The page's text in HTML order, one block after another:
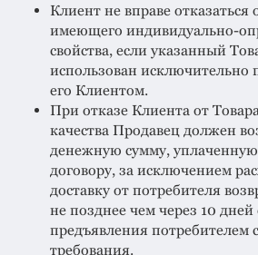
Клиент не вправе отказаться
имеющего индивидуально-
свойства, если указанный
использован
его Клиентом.
При отказе Клиента от
качества Продавец должен
денежную сумму,
договору, за исключением
доставку от потребителя
не позднее чем через 10 дней
предъявления потребителем
требования.